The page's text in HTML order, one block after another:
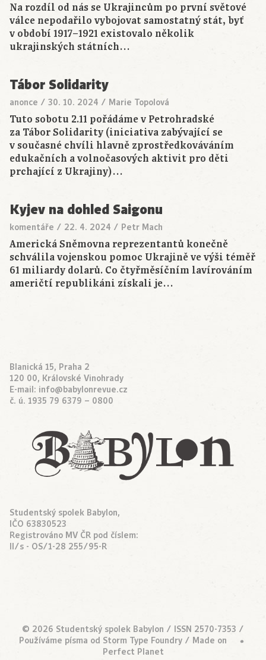
Na rozdíl od nás se Ukrajincům po první světové
válce nepodařilo vybojovat samostatný stát, byť
v období 1917–1921 existovalo několik
ukrajinských státních…
Tábor Solidarity
anonce / 30. 10. 2024 / Marie Topolová
Tuto sobotu 2.11 pořádáme v Petrohradské
za Tábor Solidarity (iniciativa zabývající se
v současné chvíli hlavně zprostředkováváním
edukačních a volnočasových aktivit pro děti
prchající z Ukrajiny)…
Kyjev na dohled Saigonu
komentáře / 22. 4. 2024 / Petr Mach
Americká Sněmovna reprezentantů konečně
schválila vojenskou pomoc Ukrajině ve výši téměř
61 miliardy dolarů. Co čtyřměsíčním lavírováním
američtí republikáni získali je…
Blanická 15, Praha 2
120 00, Královské Vinohrady
E-mail: info@babylonrevue.cz
č. ú. 1935 79 6379 – 0800
Studentský spolek Babylon,
IČO 63830523
Registrováno MV ČR pod číslem:
II/s - OS/1-28 255/95-R
© 2026 Studentský spolek Babylon / ISSN 2570-7353 /
Používáme písma od Storm Type Foundry / Made on •
Perfect Planet